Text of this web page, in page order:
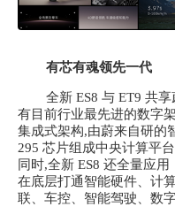
有芯有魂领先一代
全新 ES8 与 ET9 共
有目前行业最先进的数字
集成式架构,由蔚来自研的
295 芯片组成中央计算平
同时,全新 ES8 还全量应
在底层打通智能硬件、计
联、车控、智能驾驶、数